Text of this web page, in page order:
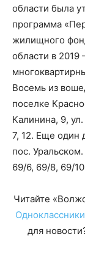
области была
программа
жилищного
области в 2019
Восемь из
поселке
Калинина, 9,
7, 12. Еще один
пос.
69/6, 69/8, 69/
Читайте
Одноклассники
для